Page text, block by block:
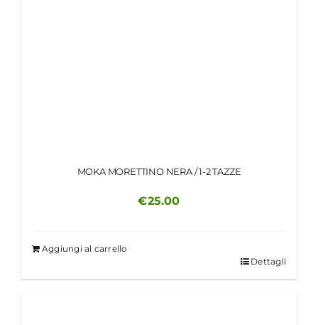
MOKA MORETTINO NERA / 1-2 TAZZE
€25.00
Aggiungi al carrello
Dettagli